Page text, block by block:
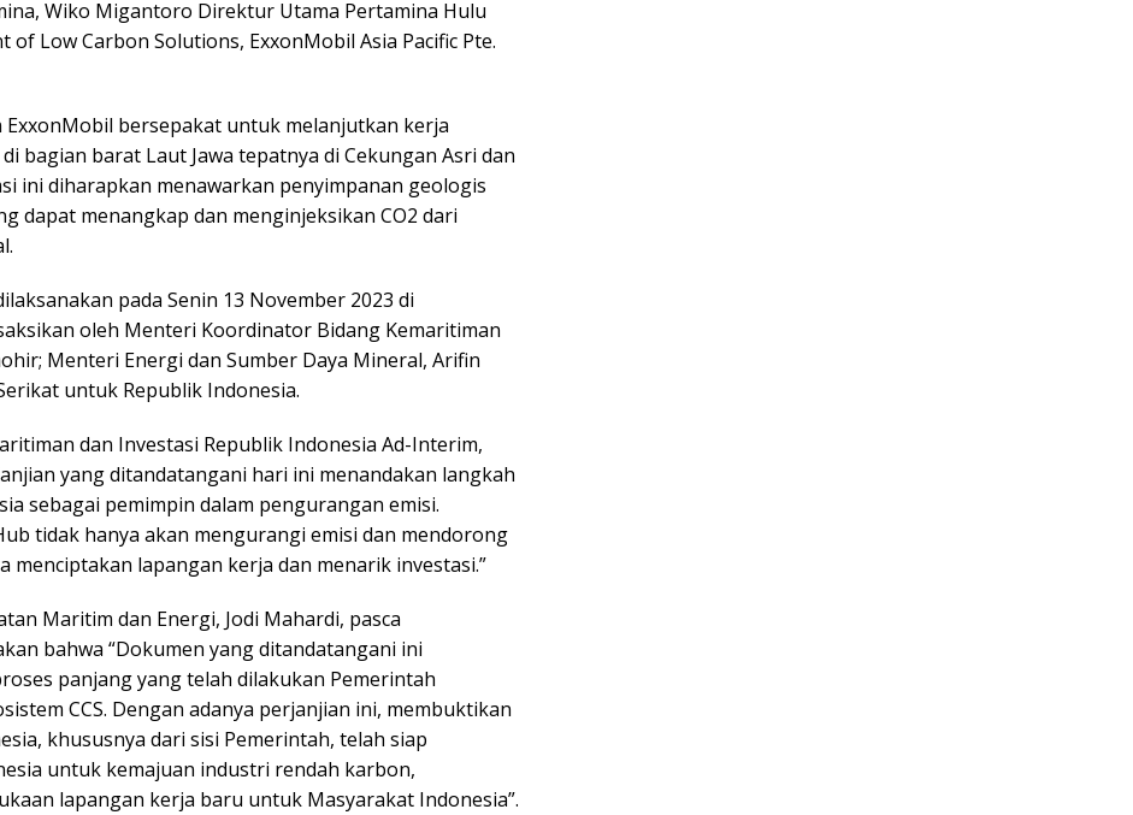
Wiko Migantoro Direktur Utama Pertamina Hulu
of Low Carbon Solutions, ExxonMobil Asia Pacific Pte.
ExxonMobil bersepakat untuk melanjutkan kerja
bagian barat Laut Jawa tepatnya di Cekungan Asri dan
ini diharapkan menawarkan penyimpanan geologis
dapat menangkap dan menginjeksikan CO2 dari
pada Senin 13 November 2023 di
oleh Menteri Koordinator Bidang Kemaritiman
Menteri Energi dan Sumber Daya Mineral, Arifin
untuk Republik Indonesia.
dan Investasi Republik Indonesia Ad-Interim,
yang ditandatangani hari ini menandakan langkah
sebagai pemimpin dalam pengurangan emisi.
tidak hanya akan mengurangi emisi dan mendorong
lapangan kerja dan menarik investasi.”
Maritim dan Energi, Jodi Mahardi, pasca
bahwa “Dokumen yang ditandatangani ini
panjang yang telah dilakukan Pemerintah
CCS. Dengan adanya perjanjian ini, membuktikan
khususnya dari sisi Pemerintah, telah siap
untuk kemajuan industri rendah karbon,
lapangan kerja baru untuk Masyarakat Indonesia”.